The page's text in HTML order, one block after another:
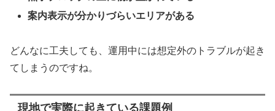
案内表示が分かりづらいエリアがある
どんなに工夫しても、運用中には想定外のトラブルが起き
てしまうのですね。
現地で実際に起きている課題例